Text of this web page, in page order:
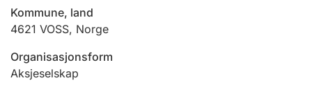
Ektepaktveileder
Kommune, land
4621 VOSS, Norge
Organisasjonsform
Aksjeselskap